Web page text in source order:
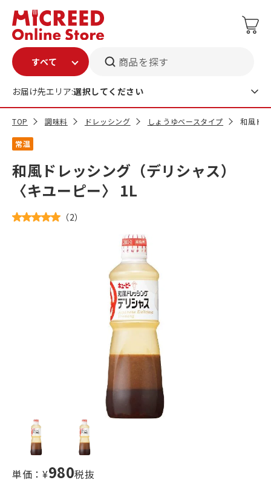
商品を探す
お届け先エリア:選択してください
TOP 調味料 ドレッシング しょうゆベースタイプ 和風ド
常温
和風ドレッシング（デリシャス）
〈キユーピー〉 1L
（2）
単価：¥980税抜